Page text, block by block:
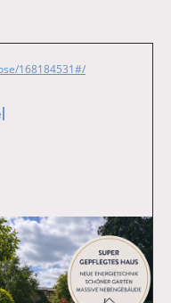
168184531#/